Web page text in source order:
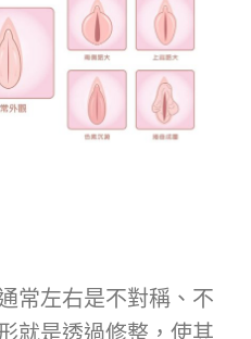
常左右是不對稱、不
就是透過修整，使其